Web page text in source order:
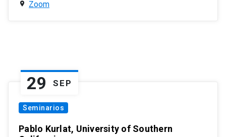
Zoom
29 SEP
Seminarios
Pablo Kurlat, University of Southern